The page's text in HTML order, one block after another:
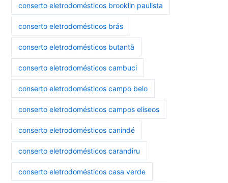
conserto eletrodomésticos brooklin paulista
conserto eletrodomésticos brás
conserto eletrodomésticos butantã
conserto eletrodomésticos cambuci
conserto eletrodomésticos campo belo
conserto eletrodomésticos campos elíseos
conserto eletrodomésticos canindé
conserto eletrodomésticos carandiru
conserto eletrodomésticos casa verde